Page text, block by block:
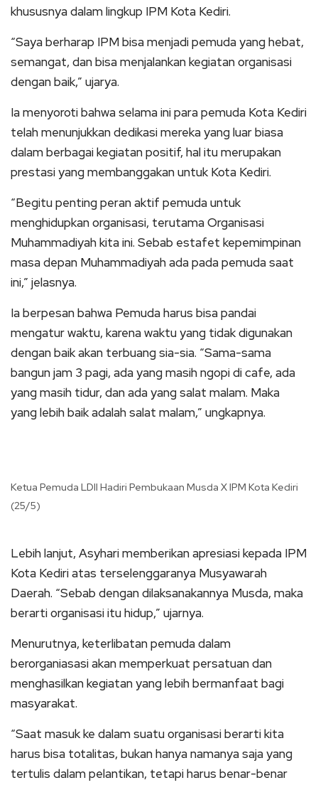
khususnya dalam lingkup IPM Kota Kediri.
“Saya berharap IPM bisa menjadi pemuda yang hebat,
semangat, dan bisa menjalankan kegiatan organisasi
dengan baik,” ujarya.
Ia menyoroti bahwa selama ini para pemuda Kota Kediri
telah menunjukkan dedikasi mereka yang luar biasa
dalam berbagai kegiatan positif, hal itu merupakan
prestasi yang membanggakan untuk Kota Kediri.
“Begitu penting peran aktif pemuda untuk
menghidupkan organisasi, terutama Organisasi
Muhammadiyah kita ini. Sebab estafet kepemimpinan
masa depan Muhammadiyah ada pada pemuda saat
ini,” jelasnya.
Ia berpesan bahwa Pemuda harus bisa pandai
mengatur waktu, karena waktu yang tidak digunakan
dengan baik akan terbuang sia-sia. “Sama-sama
bangun jam 3 pagi, ada yang masih ngopi di cafe, ada
yang masih tidur, dan ada yang salat malam. Maka
yang lebih baik adalah salat malam,” ungkapnya.
Ketua Pemuda LDII Hadiri Pembukaan Musda X IPM Kota Kediri
(25/5)
Lebih lanjut, Asyhari memberikan apresiasi kepada IPM
Kota Kediri atas terselenggaranya Musyawarah
Daerah. “Sebab dengan dilaksanakannya Musda, maka
berarti organisasi itu hidup,” ujarnya.
Menurutnya, keterlibatan pemuda dalam
berorganiasasi akan memperkuat persatuan dan
menghasilkan kegiatan yang lebih bermanfaat bagi
masyarakat.
“Saat masuk ke dalam suatu organisasi berarti kita
harus bisa totalitas, bukan hanya namanya saja yang
tertulis dalam pelantikan, tetapi harus benar-benar